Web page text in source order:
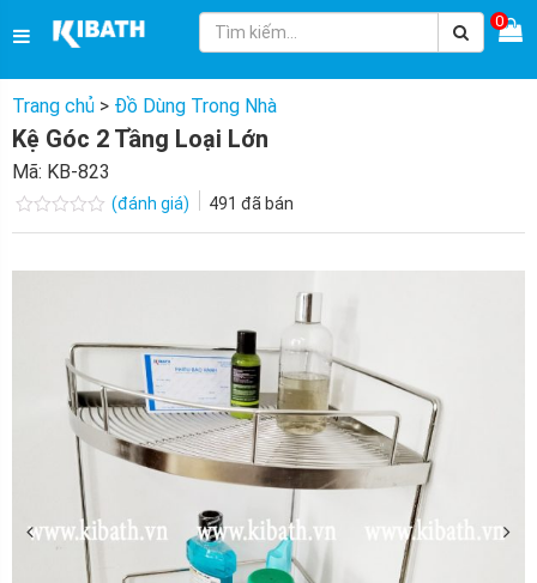
0
Trang chủ > Đồ Dùng Trong Nhà
Kệ Góc 2 Tầng Loại Lớn
Mã: KB-823
Được
(đánh giá) 491 đã bán